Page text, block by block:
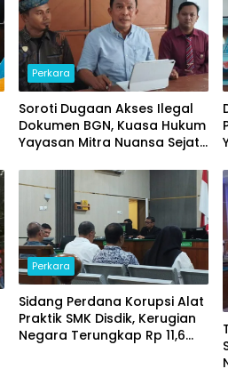
Perkara
Soroti Dugaan Akses Ilegal
Dokumen BGN, Kuasa Hukum
Yayasan Mitra Nuansa Sejati
Polda Jambi
Perkara
Sidang Perdana Korupsi Alat
Praktik SMK Disdik, Kerugian
Negara Terungkap Rp 11,6